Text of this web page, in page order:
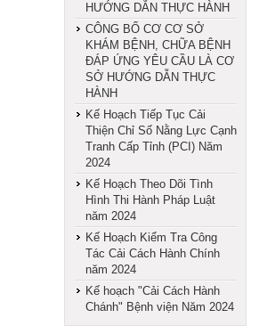
HƯỚNG DẪN THỰC HÀNH
CÔNG BỐ CƠ CƠ SỞ
KHÁM BỆNH, CHỮA BỆNH
ĐÁP ỨNG YÊU CẦU LÀ CƠ
SỞ HƯỚNG DẪN THỰC
HÀNH
Kế Hoạch Tiếp Tục Cải
Thiện Chỉ Số Nằng Lực Cạnh
Tranh Cấp Tỉnh (PCI) Năm
2024
Kế Hoạch Theo Dõi Tình
Hình Thi Hành Pháp Luật
năm 2024
Kế Hoạch Kiểm Tra Công
Tác Cải Cách Hành Chính
năm 2024
Kế hoạch "Cải Cách Hành
Chánh" Bệnh viện Năm 2024